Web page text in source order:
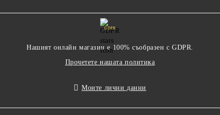
GDPR
Нашият онлайн магазин е 100% съобразен с GDPR.
Прочетете нашата политика
Моите лични данни